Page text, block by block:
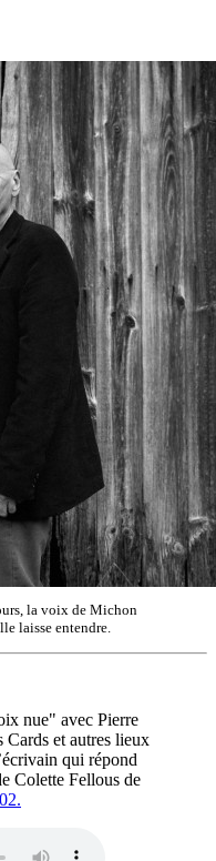
la voix de Michon
laisse entendre.
nue" avec Pierre
Cards et autres lieux
qui répond
Colette Fellous de